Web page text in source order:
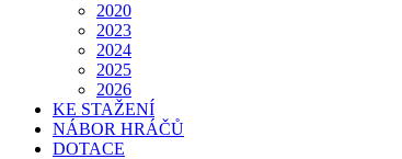
2020
2023
2024
2025
2026
KE STAŽENÍ
NÁBOR HRÁČŮ
DOTACE